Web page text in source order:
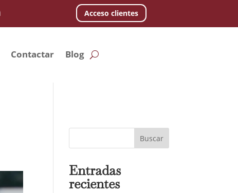
Acceso clientes
Contactar Blog
Buscar
Entradas
recientes